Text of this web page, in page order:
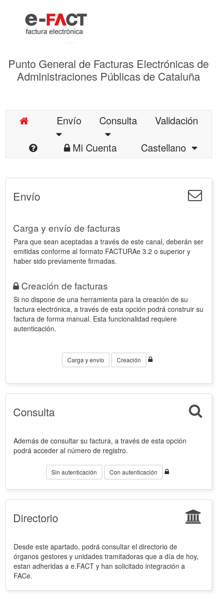
Punto General de Facturas Electrónicas de
Administraciones Públicas de Cataluña
Envío Consulta
Validación
Mi Cuenta
Castellano
Envío
Carga y envío de facturas
Para que sean aceptadas a través de este canal, deberán ser
emitidas conforme al formato FACTURAe 3.2 o superior y
haber sido previamente firmadas.
Creación de facturas
Si no dispone de una herramienta para la creación de su
factura electrónica, a través de esta opción podrá construir su
factura de forma manual. Esta funcionalidad requiere
autenticación.
Carga y envío Creación
Consulta
Además de consultar su factura, a través de esta opción
podrá acceder al número de registro.
Sin autenticación Con autenticación
Directorio
Desde este apartado, podrá consultar el directorio de
órganos gestores y unidades tramitadoras que a día de hoy,
estan adheridas a e.FACT y han solicitado integración a
FACe.